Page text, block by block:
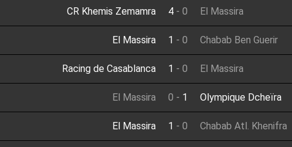
CR Khemis Zemamra 4 - 0 El Massira
El Massira 1 - 0 Chabab Ben Guerir
Racing de Casablanca 1 - 0 El Massira
El Massira 0 - 1 Olympique Dcheïra
El Massira 1 - 0 Chabab Atl. Khenifra